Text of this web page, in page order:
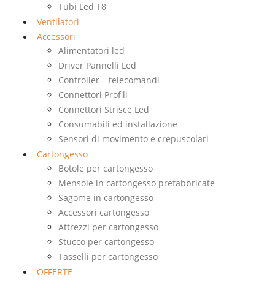
Tubi Led T8
Ventilatori
Accessori
Alimentatori led
Driver Pannelli Led
Controller – telecomandi
Connettori Profili
Connettori Strisce Led
Consumabili ed installazione
Sensori di movimento e crepuscolari
Cartongesso
Botole per cartongesso
Mensole in cartongesso prefabbricate
Sagome in cartongesso
Accessori cartongesso
Attrezzi per cartongesso
Stucco per cartongesso
Tasselli per cartongesso
OFFERTE